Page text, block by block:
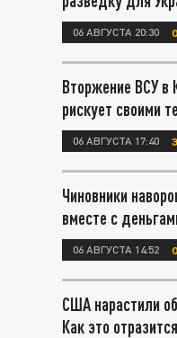
06 АВГУСТА 20:30
Вторжение ВСУ в
рискует своими
06 АВГУСТА 17:40
Чиновники
вместе с
06 АВГУСТА 14:52
США нарастили
Как это